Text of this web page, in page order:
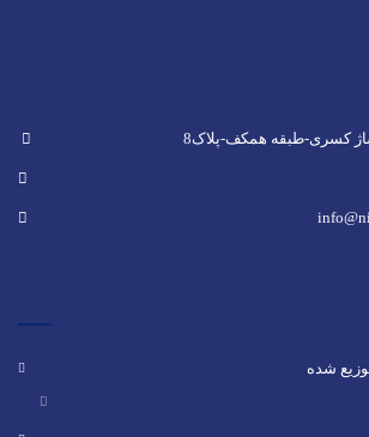
کسری-طبقه همکف-پلاک8
شده